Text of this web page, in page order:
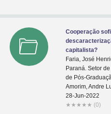
Cooperação
capitalista?
Faria, José
Paraná. Setor
de Pós-
Amorim, Andre
28-Jun-2022
★ ★ ★ ★ ★ (0)